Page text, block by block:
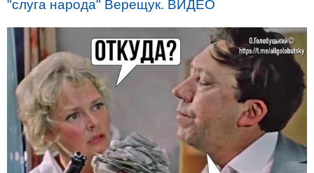
"слуга народа" Верещук. ВИДЕО